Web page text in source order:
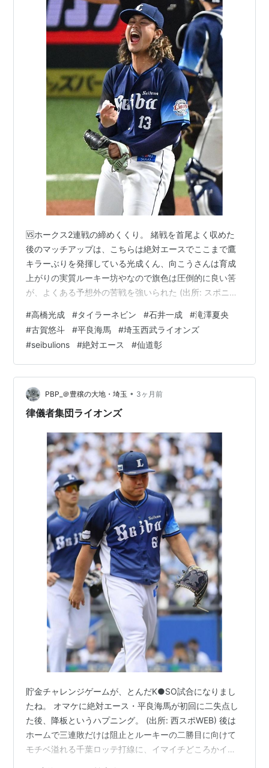
🆚ホークス2連戦の締めくくり。 緒戦を首尾よく収めた
後のマッチアップは、こちらは絶対エースでここまで鷹
キラーぶりを発揮している光成くん、向こうさんは育成
上がりの実質ルーキー坊やなので旗色は圧倒的に良い筈
が、よくある予想外の苦戦を強いられた (出所: スポニチ)
だから勝ちパを惜しげもなく投入の、必死の投手リレー
で一点を争うシビアな展開。 手に汗握るスリリング🤯な
試合でしたが、我らがエース高橋光成の作り出す"エリア
13" は、129球の熱投@魅惑の空間。 youtu.be 完投勝利
で6連勝をもぎ取ってくれした❗️ patriotorca617.h…
#高橋光成 #タイラーネビン #石井一成 #滝澤夏央
#古賀悠斗 #平良海馬 #埼玉西武ライオンズ
#seibulions #絶対エース #仙道彰
PBP_＠豊穣の大地・埼玉 • 3ヶ月前
律儀者集団ライオンズ
貯金チャレンジゲームが、とんだK●SO試合になりまし
たね。 オマケに絶対エース・平良海馬が初回に二失点し
た後、降板というハプニング。 (出所: 西スポWEB) 後は
ホームで三連敗だけは阻止とルーキーの二勝目に向けて
モチベ溢れる千葉ロッテ打線に、イマイチどころかイマ